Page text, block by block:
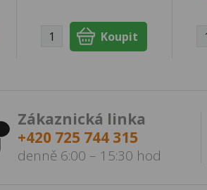
Zákaznická linka
+420 725 744 315
denně 6:00 – 15:30 hod